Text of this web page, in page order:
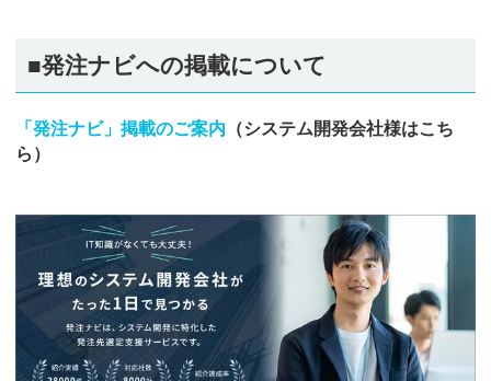
■発注ナビへの掲載について
「発注ナビ」掲載のご案内 （システム開発会社様はこち
ら）